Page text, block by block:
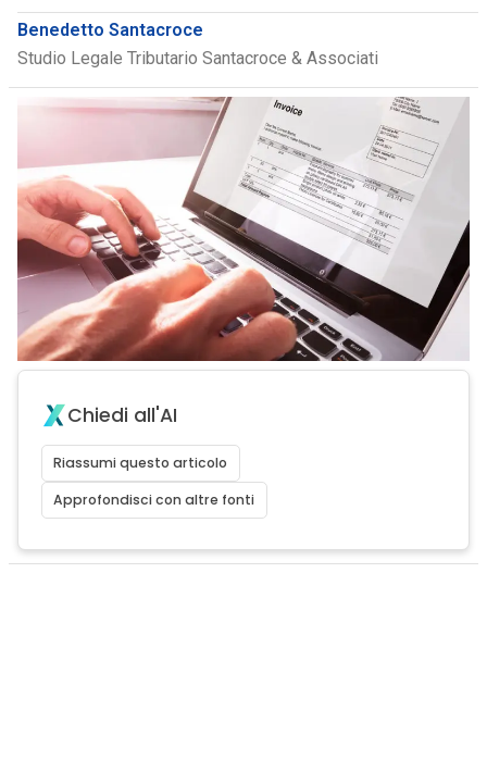
Benedetto Santacroce
Studio Legale Tributario Santacroce & Associati
Chiedi all'AI
Riassumi questo articolo
Approfondisci con altre fonti